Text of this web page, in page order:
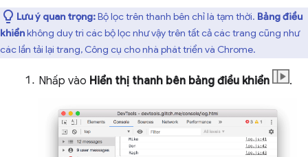
Lưu ý quan trọng:Bộ lọc trên thanh bên chỉ là tạm thời. Bảng điều
khiểnkhông duy trì các bộ lọc như vậy trên tất cả các trang cũng như
các lần tải lại trang, Công cụ cho nhà phát triển và Chrome.
Nhấp vào Hiển thị thanh bên bảng điều khiển .